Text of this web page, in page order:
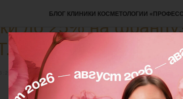
БЛОГ КЛИНИКИ КОСМЕТОЛОГИИ
до 25% на